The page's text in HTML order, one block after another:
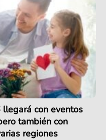
con eventos
también con
regiones